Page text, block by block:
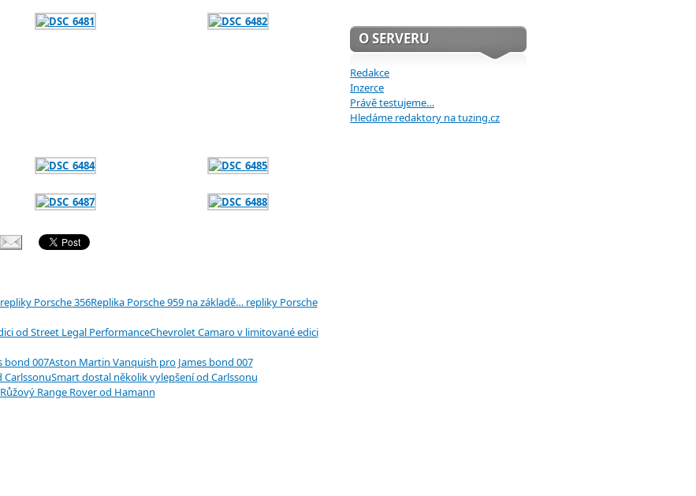
Replika Porsche 959 na základě… repliky Porsche
Chevrolet Camaro v limitované edici
Aston Martin Vanquish pro James bond 007
Smart dostal několik vylepšení od Carlssonu
Růžový Range Rover od Hamann
O SERVERU
Redakce
Inzerce
Právě testujeme…
Hledáme redaktory na tuzing.cz